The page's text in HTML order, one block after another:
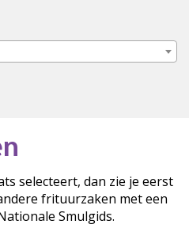
selecteert, dan zie je eerst
frituurzaken met een
Smulgids.